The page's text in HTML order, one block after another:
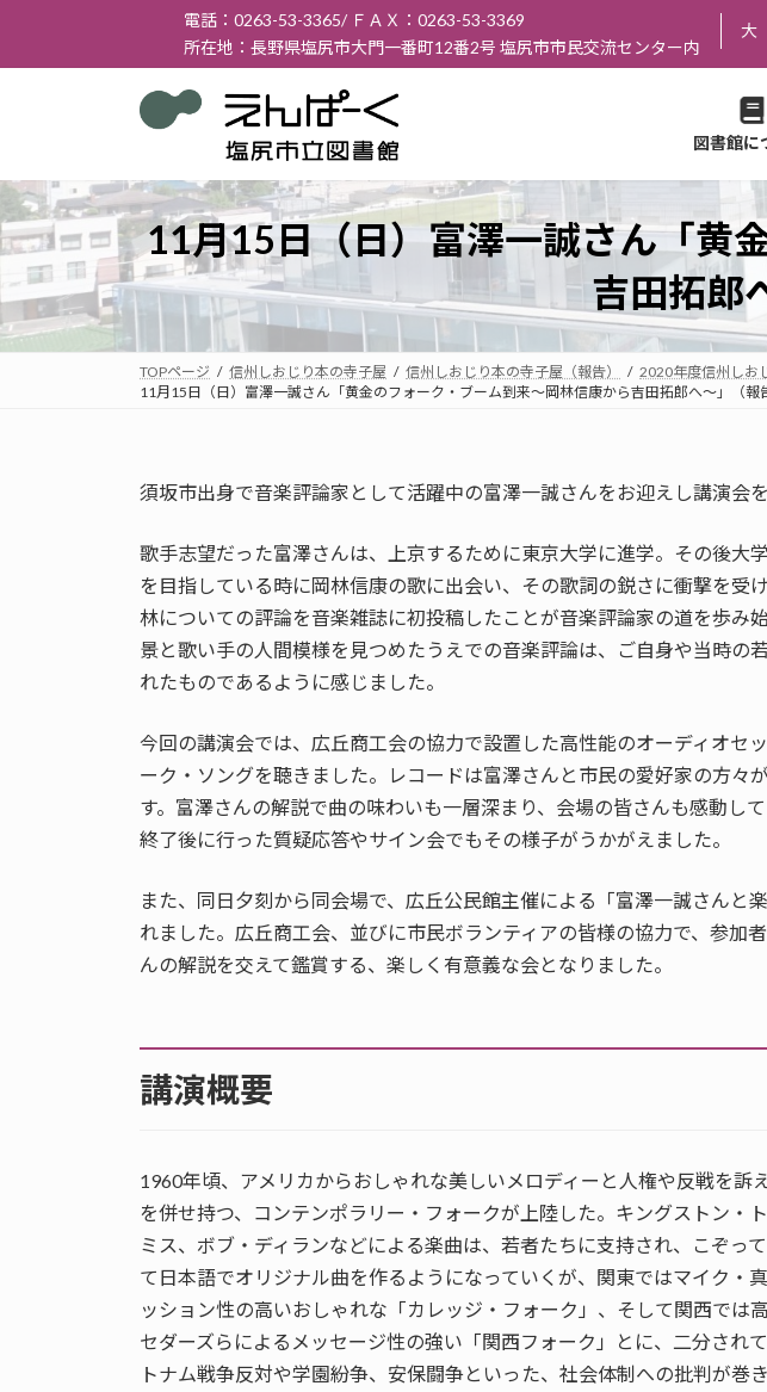
テ
ス
キ
ッ
ゲ
ン
に
移
電話：0263-53-3365/ ＦＡＸ：0263-53-3369
所在地：長野県塩尻市大門一番町12番2号 塩尻市市民交流センター内
大
図書館に
11月15日（日）富澤一誠さん「黄
吉田拓郎
TOPページ 信州しおじり本の寺子屋 信州しおじり本の寺子屋（報告）
2020年度信州しお
11月15日（日）富澤一誠さん「黄金のフォーク・ブーム到来～岡林信康から吉田拓郎へ～」（報
須坂市出身で音楽評論家として活躍中の富澤一誠さんをお迎えし講演会を
歌手志望だった富澤さんは、上京するために東京大学に進学。その後大
を目指している時に岡林信康の歌に出会い、その歌詞の鋭さに衝撃を受
林についての評論を音楽雑誌に初投稿したことが音楽評論家の道を歩み
景と歌い手の人間模様を見つめたうえでの音楽評論は、ご自身や当時の
れたものであるように感じました。
今回の講演会では、広丘商工会の協力で設置した高性能のオーディオセ
ーク・ソングを聴きました。レコードは富澤さんと市民の愛好家の方々
す。富澤さんの解説で曲の味わいも一層深まり、会場の皆さんも感動し
終了後に行った質疑応答やサイン会でもその様子がうかがえました。
また、同日夕刻から同会場で、広丘公民館主催による「富澤一誠さんと
れました。広丘商工会、並びに市民ボランティアの皆様の協力で、参加
んの解説を交えて鑑賞する、楽しく有意義な会となりました。
講演概要
1960年頃、アメリカからおしゃれな美しいメロディーと人権や反戦を訴
を併せ持つ、コンテンポラリー・フォークが上陸した。キングストン・
ミス、ボブ・ディランなどによる楽曲は、若者たちに支持され、こぞっ
て日本語でオリジナル曲を作るようになっていくが、関東ではマイク・
ッション性の高いおしゃれな「カレッジ・フォーク」、そして関西では
セダーズらによるメッセージ性の強い「関西フォーク」とに、二分され
トナム戦争反対や学園紛争、安保闘争といった、社会体制への批判が巻